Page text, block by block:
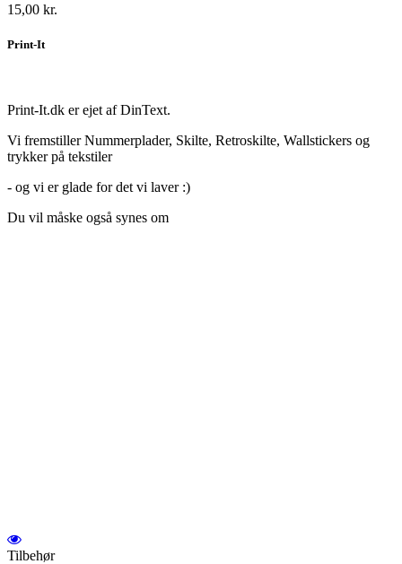
15,00 kr.
Print-It
Print-It.dk er ejet af DinText.
Vi fremstiller Nummerplader, Skilte, Retroskilte, Wallstickers og
trykker på tekstiler
- og vi er glade for det vi laver :)
Du vil måske også synes om
Tilbehør